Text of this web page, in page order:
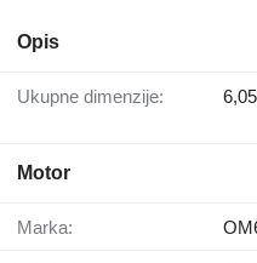
Opis
Ukupne dimenzije:
Motor
Marka: